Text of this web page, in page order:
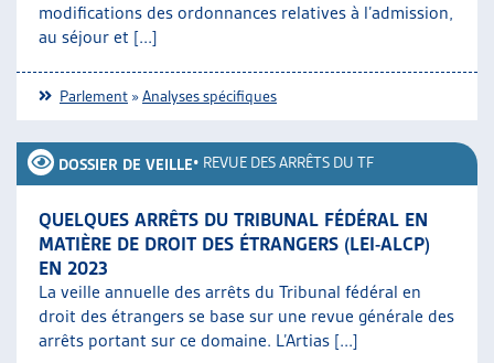
modifications des ordonnances relatives à l’admission,
au séjour et [...]
Parlement »Analyses spécifiques
DOSSIER DE VEILLE• REVUE DES ARRÊTS DU TF
QUELQUES ARRÊTS DU TRIBUNAL FÉDÉRAL EN
MATIÈRE DE DROIT DES ÉTRANGERS (LEI-ALCP)
EN 2023
La veille annuelle des arrêts du Tribunal fédéral en
droit des étrangers se base sur une revue générale des
arrêts portant sur ce domaine. L’Artias [...]